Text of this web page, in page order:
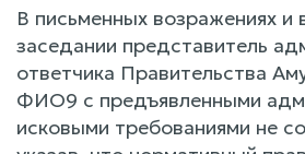
В письменных возражениях и
заседании представитель
ответчика Правительства
ФИО9 с предъявленными
исковыми требованиями не